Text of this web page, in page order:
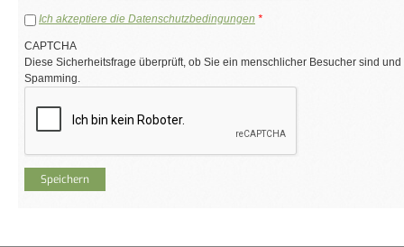
Ich akzeptiere die Datenschutzbedingungen *
CAPTCHA
Diese Sicherheitsfrage überprüft, ob Sie ein menschlicher Besucher sind
Spamming.